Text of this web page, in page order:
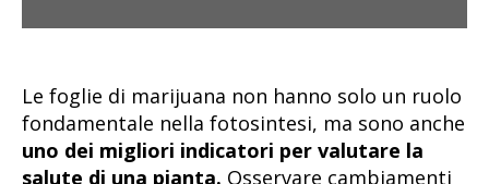
Le foglie di marijuana non hanno solo un ruolo
fondamentale nella fotosintesi, ma sono anche
uno dei migliori indicatori per valutare la
salute di una pianta. Osservare cambiamenti